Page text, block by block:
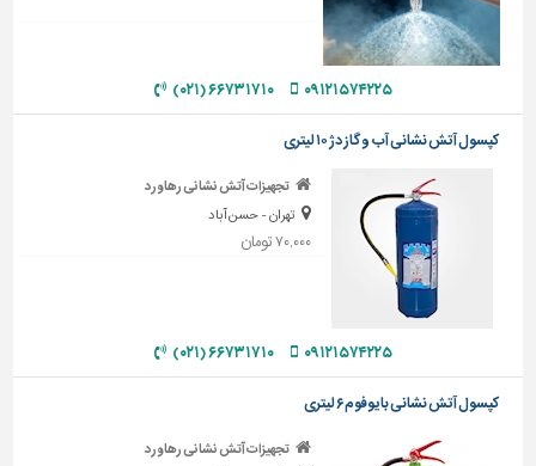
ماشین
آلات
برقی،روشنایی،ایمنی
سازی
نما
ساخت
شهرسازی،
ترافیک
۰۹۱۲۱۵۷۴۲۲۵ ۶۶۷۳۱۷۱۰ (۰۲۱)
کپسول آتش نشانی آب و گاز دژ ۱۰ لیتری
تجهیزات آتش نشانی رهاورد
تهران - حسن آباد
۷۰,۰۰۰ تومان
۰۹۱۲۱۵۷۴۲۲۵ ۶۶۷۳۱۷۱۰ (۰۲۱)
کپسول آتش نشانی بایوفوم ۶ لیتری
تجهیزات آتش نشانی رهاورد